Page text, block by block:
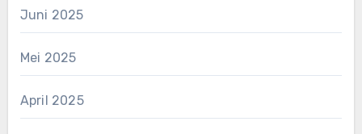
Juni 2025
Mei 2025
April 2025